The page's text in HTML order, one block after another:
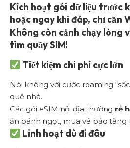
Kích hoạt gói dữ liệu trước
hoặc ngay khi đáp, chỉ cần
Không còn cảnh chạy lòng
tìm quầy SIM!
Tiết kiệm chi phí cực lớn
Nói không với cước roaming
quê nhà.
Các gói eSIM nội địa thường rẻ
ăn bánh ngọt, mua vé bảo tàng
Linh hoạt dù đi đâu